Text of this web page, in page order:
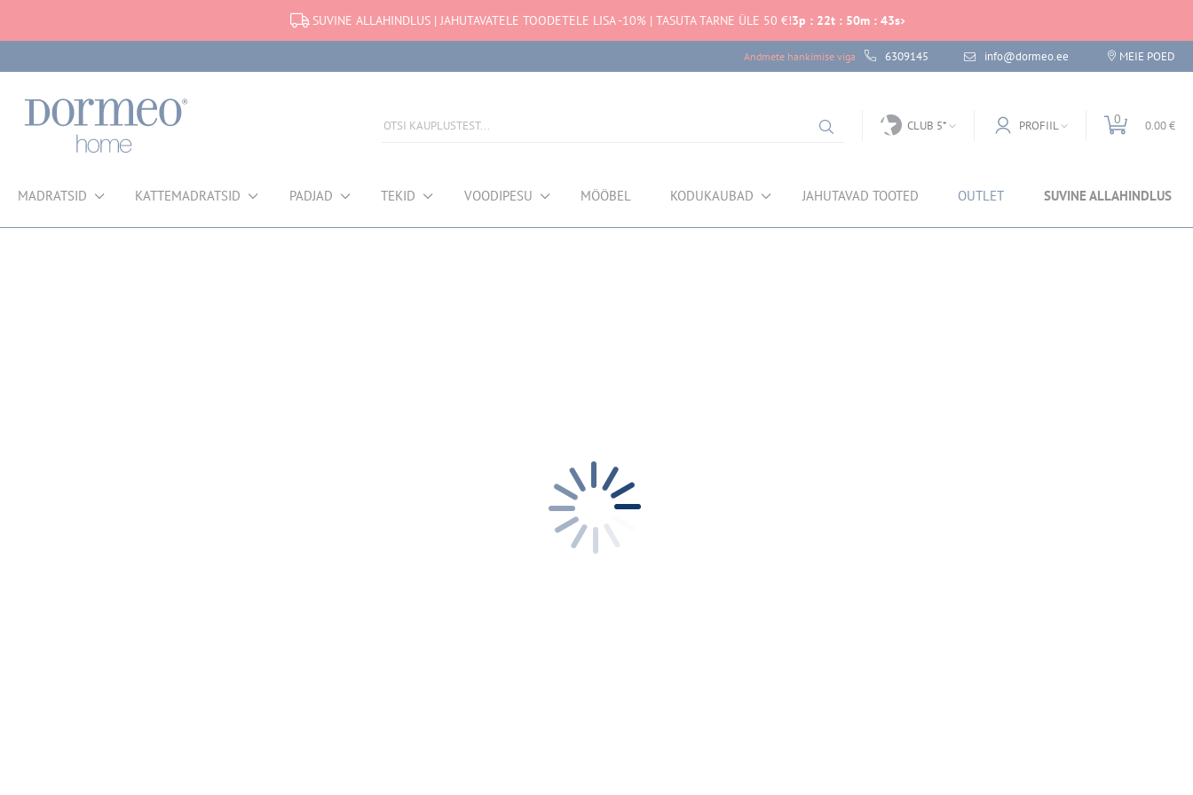
SUVINE ALLAHINDLUS | JAHUTAVATELE TOODETELE LISA -10% | TASUTA TARNE ÜLE 50 €!3p : 22t : 50m : 43s
Andmete hankimise viga 6309145 info@dormeo.ee MEIE POED
CLUB 5* PROFIIL 0 0.00 €
MADRATSID KATTEMADRATSID PADJAD TEKID VOODIPESU MÖÖBEL KODUKAUBAD JAHUTAVAD TOOTED OUTLET SUVINE ALLAHINDLUS